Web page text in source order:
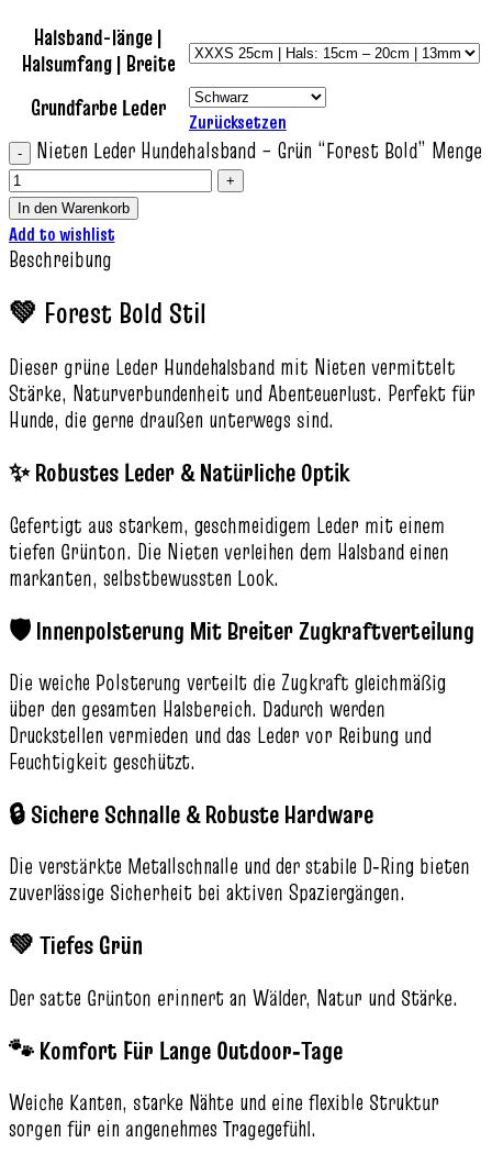
Halsband-länge |
Halsumfang | Breite
Grundfarbe Leder
Zurücksetzen
Nieten Leder Hundehalsband – Grün “Forest Bold” Menge
In den Warenkorb
Add to wishlist
Beschreibung
💚 Forest Bold Stil
Dieser grüne Leder Hundehalsband mit Nieten vermittelt
Stärke, Naturverbundenheit und Abenteuerlust. Perfekt für
Hunde, die gerne draußen unterwegs sind.
✨ Robustes Leder & Natürliche Optik
Gefertigt aus starkem, geschmeidigem Leder mit einem
tiefen Grünton. Die Nieten verleihen dem Halsband einen
markanten, selbstbewussten Look.
🛡️ Innenpolsterung Mit Breiter Zugkraftverteilung
Die weiche Polsterung verteilt die Zugkraft gleichmäßig
über den gesamten Halsbereich. Dadurch werden
Druckstellen vermieden und das Leder vor Reibung und
Feuchtigkeit geschützt.
🔒 Sichere Schnalle & Robuste Hardware
Die verstärkte Metallschnalle und der stabile D‑Ring bieten
zuverlässige Sicherheit bei aktiven Spaziergängen.
💚 Tiefes Grün
Der satte Grünton erinnert an Wälder, Natur und Stärke.
🐾 Komfort Für Lange Outdoor‑Tage
Weiche Kanten, starke Nähte und eine flexible Struktur
sorgen für ein angenehmes Tragegefühl.